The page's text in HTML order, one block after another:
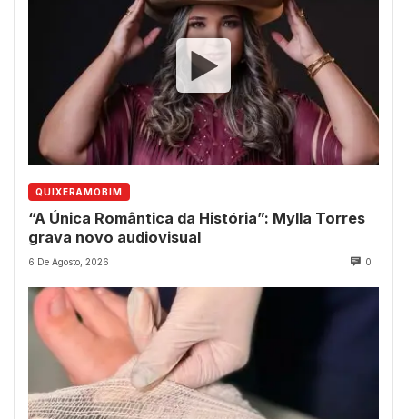
QUIXERAMOBIM
“A Única Romântica da História”: Mylla Torres
grava novo audiovisual
6 De Agosto, 2026 0